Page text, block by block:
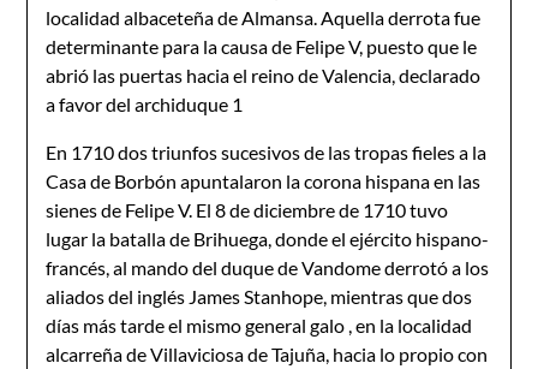
localidad albaceteña de Almansa. Aquella derrota fue
determinante para la causa de Felipe V, puesto que le
abrió las puertas hacia el reino de Valencia, declarado
a favor del archiduque 1
En 1710 dos triunfos sucesivos de las tropas fieles a la
Casa de Borbón apuntalaron la corona hispana en las
sienes de Felipe V. El 8 de diciembre de 1710 tuvo
lugar la batalla de Brihuega, donde el ejército hispano-
francés, al mando del duque de Vandome derrotó a los
aliados del inglés James Stanhope, mientras que dos
días más tarde el mismo general galo , en la localidad
alcarreña de Villaviciosa de Tajuña, hacia lo propio con